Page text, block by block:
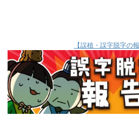
【誤植・誤字脱字の報